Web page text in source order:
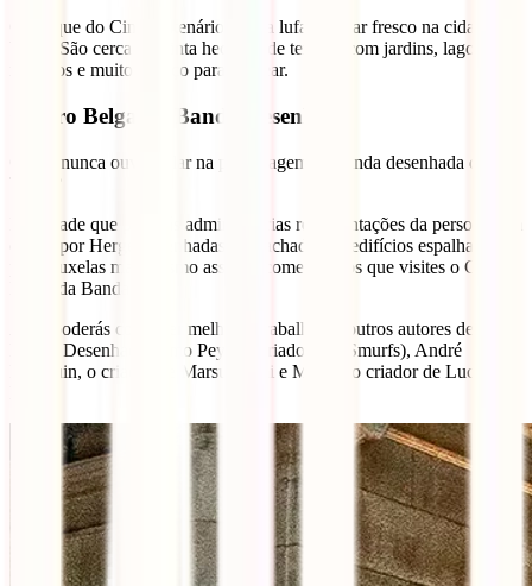
O Parque do Cinquentenário é uma lufada de ar fresco na cidade
belga. São cerca de trinta hectares de terreno com jardins, lagos,
relvados e muito espaço para passear.
Centro Belga da Banda Desenhada
Quem nunca ouviu falar na personagem de banda desenhada do
É verdade que poderás admirar várias representações da personagem
criada por Hergé desenhadas em fachadas de edifícios espalhados
por Bruxelas mas mesmo assim recomendamos que visites o Centro
Belga da Banda.
Aqui poderás conhecer melhor o trabalho de outros autores de
Banda Desenhada como Peyo, o criador dos Smurfs), André
Franquin, o criador de Marsupilami e Morris, o criador de Lucky